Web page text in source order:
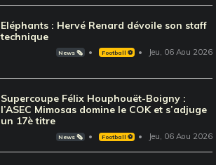
Eléphants : Hervé Renard dévoile son staff
technique
News 🗞️ Football ⚽️ Jeu, 06 Aou 2026
Supercoupe Félix Houphouët-Boigny :
l’ASEC Mimosas domine le COK et s’adjuge
un 17è titre
News 🗞️ Football ⚽️ Jeu, 06 Aou 2026